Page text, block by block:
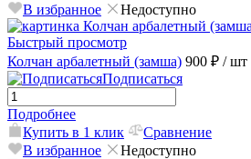
В избранное
Недоступно
Быстрый просмотр
Колчан арбалетный (замша) 900 ₽ / шт
Подписаться
Подробнее
Купить в 1 клик
Сравнение
В избранное
Недоступно